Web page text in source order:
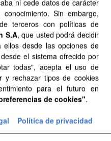
Tenerife 2023
a partir de un vuelo
2023. La ortofoto abarca
ni cede datos de carácter
Sin embargo,
terceros con políticas de
S.A, que usted podrá decidir
desde las opciones de
el sistema ofrecido por
todas", acepta el uso de
y rechazar tipos de cookies
para el futuro en
de cookies".
Política de privacidad